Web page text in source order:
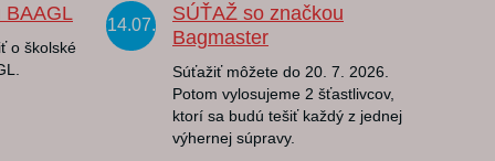
BAAGL
o školské
14.07.
SÚŤAŽ so značkou
Bagmaster
Súťažiť môžete do 20. 7. 2026.
Potom vylosujeme 2 šťastlivcov,
ktorí sa budú tešiť každý z jednej
výhernej súpravy.